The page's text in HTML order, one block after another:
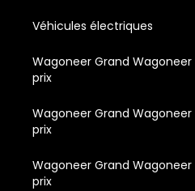
Véhicules électriques
Wagoneer Grand
prix
Wagoneer Grand
prix
Wagoneer Grand
prix